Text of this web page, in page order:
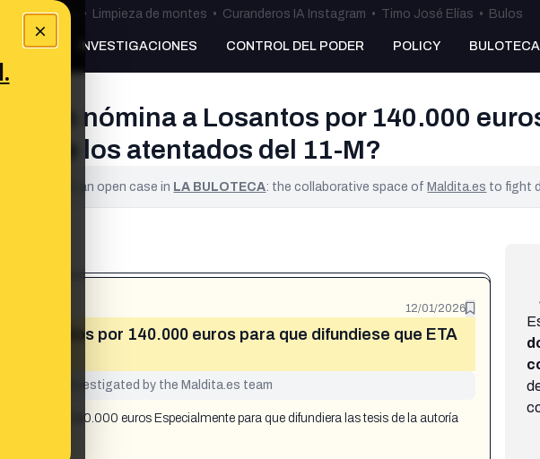
×
Bulos Ceuta • Limpieza de montes • Curanderos IA Instagram • Timo José Elías • Bulos
INVESTIGACIONES CONTROL DEL PODER POLICY BULOTECA
en nómina a Losantos por 140.000
de los atentados del 11-M?
verified. It is an open case in LA BULOTECA: the collaborative space ofMaldita.es to fight
12/01/2026
a Losantos por 140.000 euros para que difundiese que ETA
yet been investigated by the Maldita.es team
nómina por 140.000 euros Especialmente para que difundiera las tesis de la autoría